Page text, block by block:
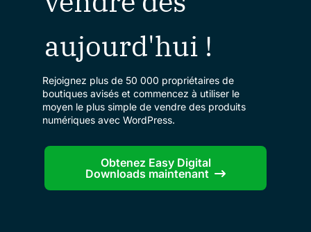
aujourd'hui !
Rejoignez plus de 50 000 propriétaires de
boutiques avisés et commencez à utiliser le
moyen le plus simple de vendre des produits
numériques avec WordPress.
Obtenez Easy Digital
Downloads maintenant